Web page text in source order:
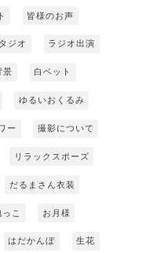
皆様のお声
ジオ ラジオ出演
景 白ベット
ゆるいおくるみ
ー 撮影について
リラックスポーズ
だるまさん衣装
こ お月様
はだかんぼ 生花